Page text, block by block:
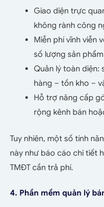
Giao diện trực
không rành công
Miễn phí vĩnh viễn
số lượng sản
Quản lý toàn diện:
hàng – tồn kho –
Hỗ trợ nâng cấp
rộng kênh bán
Tuy nhiên, một số tính
này như báo cáo chi tiết
TMĐT cần trả phí.
4. Phần mềm quản lý